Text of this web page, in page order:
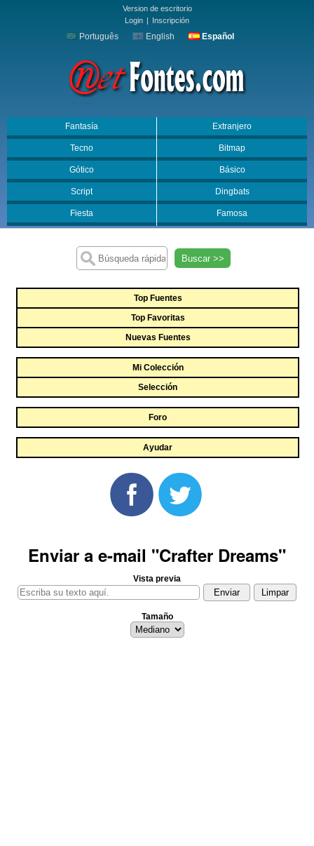
Version de escritorio
Login | Inscripción
Português English Español
Fantasía Extranjero
Tecno Bitmap
Gótico Básico
Script Dingbats
Fiesta Famosa
Buscar >>
Top Fuentes
Top Favoritas
Nuevas Fuentes
Mi Colección
Selección
Foro
Ayudar
Enviar a e-mail "Crafter Dreams"
Vista previa
Tamaño